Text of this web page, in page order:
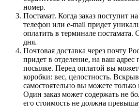
номер.
Постамат. Когда заказ поступит
телефон или e-mail придет
оплатить в терминале
дня.
Почтовая доставка через почту
придет в отделение, на ваш адрес
посылке. Перед оплатой вы
коробки: вес, целостность.
самостоятельно вы можете только
Один заказ может содержать не
его стоимость не должна